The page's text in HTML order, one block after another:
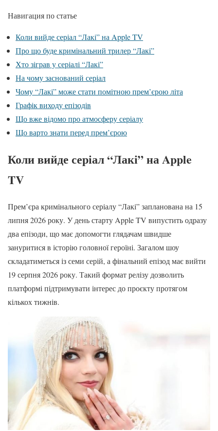
Навигация по статье
Коли вийде серіал “Лакі” на Apple TV
Про що буде кримінальний трилер “Лакі”
Хто зіграв у серіалі “Лакі”
На чому заснований серіал
Чому “Лакі” може стати помітною прем’єрою літа
Графік виходу епізодів
Що вже відомо про атмосферу серіалу
Що варто знати перед прем’єрою
Коли вийде серіал “Лакі” на Apple
TV
Прем’єра кримінального серіалу “Лакі” запланована на 15
липня 2026 року. У день старту Apple TV випустить одразу
два епізоди, що має допомогти глядачам швидше
зануритися в історію головної героїні. Загалом шоу
складатиметься із семи серій, а фінальний епізод має вийти
19 серпня 2026 року. Такий формат релізу дозволить
платформі підтримувати інтерес до проєкту протягом
кількох тижнів.